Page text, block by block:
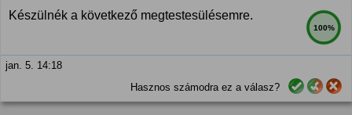
100%
Készülnék a következő megtestesülésemre.
jan. 5. 14:18
Hasznos számodra ez a válasz?